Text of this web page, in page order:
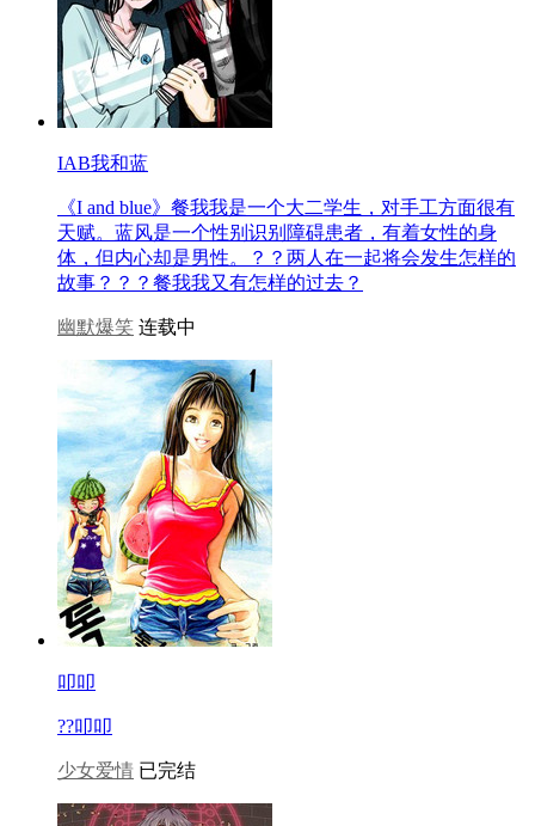
IAB我和蓝
《I and blue》餐我我是一个大二学生，对手工方面很有
天赋。蓝风是一个性别识别障碍患者，有着女性的身
体，但内心却是男性。？？两人在一起将会发生怎样的
故事？？？餐我我又有怎样的过去？
幽默爆笑 连载中
叩叩
??叩叩
少女爱情 已完结